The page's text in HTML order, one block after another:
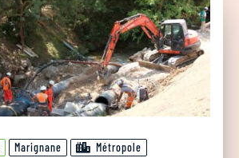
Marignane Métropole